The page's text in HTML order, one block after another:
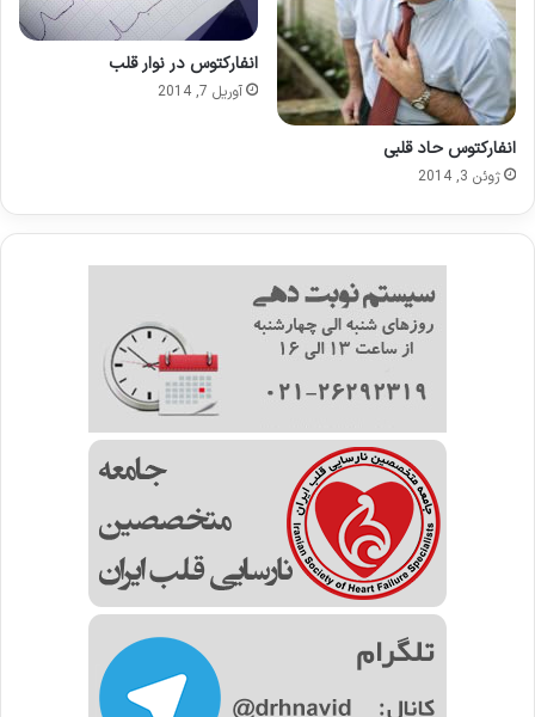
انفارکتوس حاد قلبی
ژوئن 3, 2014
انفارکتوس در نوار قلب
آوریل 7, 2014